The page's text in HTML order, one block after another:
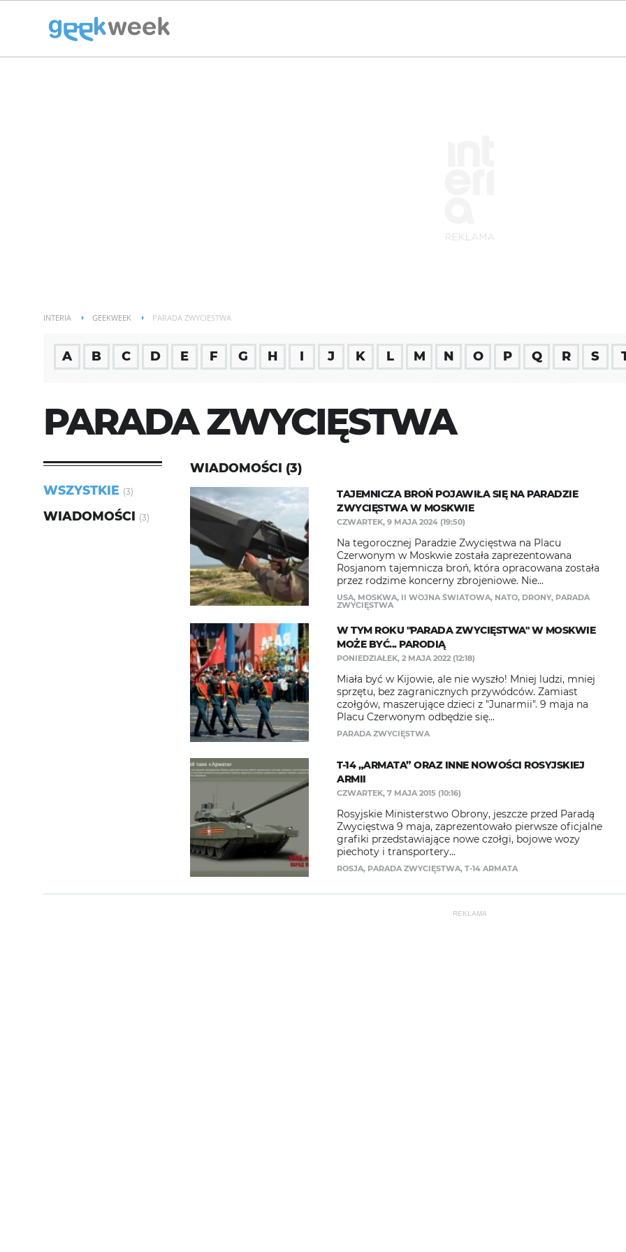
INTERIA GEEKWEEK PARADA ZWYCIĘSTWA
A B C D E F G H I J K L M N O P Q R S
PARADA ZWYCIĘSTWA
WSZYSTKIE (3)
WIADOMOŚCI (3)
WIADOMOŚCI (3)
TAJEMNICZA BROŃ POJAWIŁA SIĘ NA PARADZIE
ZWYCIĘSTWA W MOSKWIE
CZWARTEK, 9 MAJA 2024 (19:50)
Na tegorocznej Paradzie Zwycięstwa na Placu
Czerwonym w Moskwie została zaprezentowana
Rosjanom tajemnicza broń, która opracowana została
przez rodzime koncerny zbrojeniowe. Nie...
USA, MOSKWA, II WOJNA ŚWIATOWA, NATO, DRONY, PARADA
ZWYCIĘSTWA
W TYM ROKU "PARADA ZWYCIĘSTWA" W MOSKWIE
MOŻE BYĆ... PARODIĄ
PONIEDZIAŁEK, 2 MAJA 2022 (12:18)
Miała być w Kijowie, ale nie wyszło! Mniej ludzi, mniej
sprzętu, bez zagranicznych przywódców. Zamiast
czołgów, maszerujące dzieci z "Junarmii". 9 maja na
Placu Czerwonym odbędzie się...
PARADA ZWYCIĘSTWA
T-14 „ARMATA” ORAZ INNE NOWOŚCI ROSYJSKIEJ
ARMII
CZWARTEK, 7 MAJA 2015 (10:16)
Rosyjskie Ministerstwo Obrony, jeszcze przed Paradą
Zwycięstwa 9 maja, zaprezentowało pierwsze oficjalne
grafiki przedstawiające nowe czołgi, bojowe wozy
piechoty i transportery...
ROSJA, PARADA ZWYCIĘSTWA, T-14 ARMATA
REKLAMA